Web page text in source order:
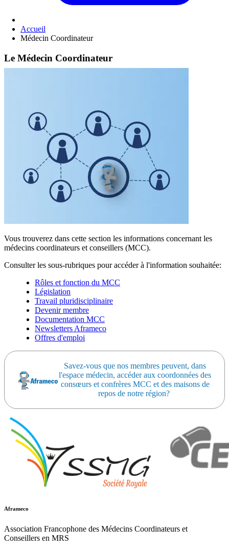
Accueil
Médecin Coordinateur
Le Médecin Coordinateur
Vous trouverez dans cette section les informations concernant les
médecins coordinateurs et conseillers (MCC).
Consulter les sous-rubriques pour accéder à l'information souhaitée:
Rôles et fonction du MCC
Législation
Travail pluridisciplinaire
Devenir membre
Documentation MCC
Newsletters Aframeco
Offres d'emploi
Savez-vous que nos membres peuvent, dans
l'espace médecin, accéder aux coordonnées des
consœurs et confrères MCC et des maisons de
repos de notre région?
Aframeco
Association Francophone des Médecins Coordinateurs et
Conseillers en MRS